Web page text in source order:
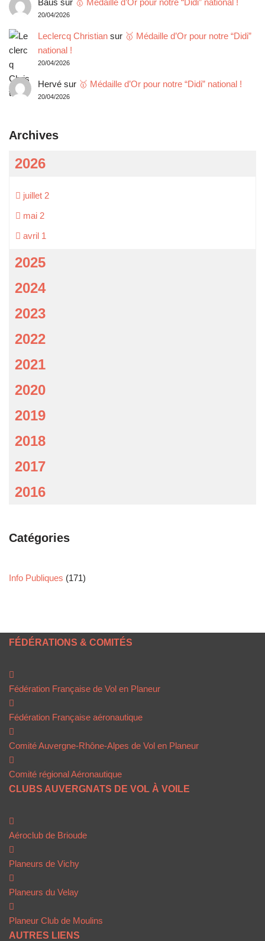
Baus sur 🥇 Médaille d’Or pour notre “Didi” national !
20/04/2026
Leclercq Christiansur 🥇 Médaille d’Or pour notre “Didi”
national !
20/04/2026
Hervésur 🥇 Médaille d’Or pour notre “Didi” national !
20/04/2026
Archives
2026
juillet 2
mai 2
avril 1
2025
2024
2023
2022
2021
2020
2019
2018
2017
2016
Catégories
Info Publiques (171)
FÉDÉRATIONS & COMITÉS
Fédération Française de Vol en Planeur
Fédération Française aéronautique
Comité Auvergne-Rhône-Alpes de Vol en Planeur
Comité régional Aéronautique
CLUBS AUVERGNATS DE VOL À VOILE
Aéroclub de Brioude
Planeurs de Vichy
Planeurs du Velay
Planeur Club de Moulins
AUTRES LIENS